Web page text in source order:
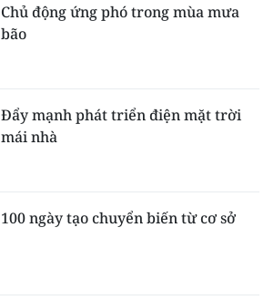
Chủ động ứng phó trong mùa mưa
bão
Đẩy mạnh phát triển điện mặt trời
mái nhà
100 ngày tạo chuyển biến từ cơ sở